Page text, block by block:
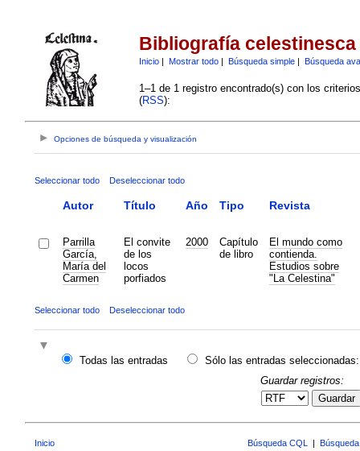
Bibliografía celestinesca
Inicio| Mostrar todo| Búsqueda simple| Búsqueda
1–1 de 1 registro encontrado(s) con los
(RSS):
Opciones de búsqueda y visualización
Seleccionar todo Deseleccionar todo
Autor Título Año Tipo Revista
Parrilla
García,
María del
Carmen
El convite
de los
locos
porfiados
2000
Capítulo
de libro
El mundo como
contienda.
Estudios sobre
"La Celestina"
Seleccionar todo Deseleccionar todo
Todas las entradas
Sólo las entradas seleccionadas:
Guardar registros:
Guardar
Inicio Búsqueda CQL